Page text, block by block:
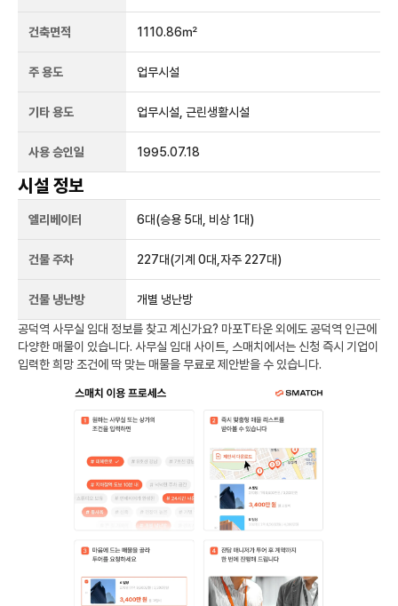
건축면적 1110.86㎡
주 용도 업무시설
기타 용도 업무시설, 근린생활시설
사용 승인일 1995.07.18
시설 정보
엘리베이터 6대(승용 5대, 비상 1대)
건물 주차 227대(기계 0대,자주 227대)
건물 냉난방 개별 냉난방
공덕역 사무실 임대 정보를 찾고 계신가요? 마포T타운외에도 공덕역 인근에
다양한 매물이 있습니다. 사무실 임대 사이트, 스매치에서는 신청 즉시 기업이
입력한 희망 조건에 딱 맞는 매물을 무료로 제안받을 수 있습니다.